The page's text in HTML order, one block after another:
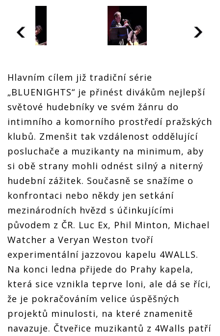
Hlavním cílem již tradiční série
„BLUENIGHTS“ je přinést divákům nejlepší
světové hudebníky ve svém žánru do
intimního a komorního prostředí pražských
klubů. Zmenšit tak vzdálenost oddělující
posluchače a muzikanty na minimum, aby
si obě strany mohli odnést silný a niterný
hudební zážitek. Současně se snažíme o
konfrontaci nebo někdy jen setkání
mezinárodních hvězd s účinkujícími
původem z ČR. Luc Ex, Phil Minton, Michael
Watcher a Veryan Weston tvoří
experimentální jazzovou kapelu 4WALLS.
Na konci ledna přijede do Prahy kapela,
která sice vznikla teprve loni, ale dá se říci,
že je pokračováním velice úspěšných
projektů minulosti, na které znamenitě
navazuje. Čtveřice muzikantů z 4Walls patří